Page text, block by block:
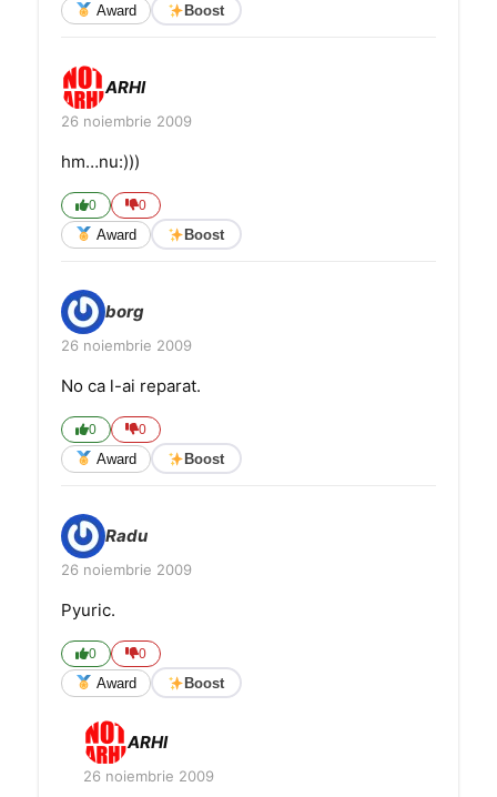
Award Boost
ARHI
26 noiembrie 2009
hm…nu:)))
0 0
Award Boost
borg
26 noiembrie 2009
No ca l-ai reparat.
0 0
Award Boost
Radu
26 noiembrie 2009
Pyuric.
0 0
Award Boost
ARHI
26 noiembrie 2009